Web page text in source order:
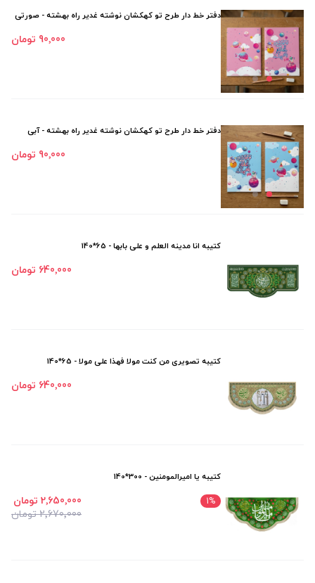
دفتر خط دار طرح تو کهکشان نوشته غدیر راه بهشته - صورتی
90٬000 تومان
دفتر خط دار طرح تو کهکشان نوشته غدیر راه بهشته - آبی
90٬000 تومان
کتیبه انا مدینه العلم و علی بابها - 65*140
640٬000 تومان
کتیبه تصویری من کنت مولا فهذا علی مولا - 65*140
640٬000 تومان
کتیبه یا امیرالمومنین - 300*140
1%
2٬670٬000 تومان
2٬650٬000 تومان